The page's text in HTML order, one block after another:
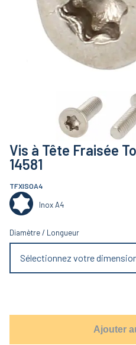
Vis à Tête Fraisée
14581
TFXISOA4
Inox A4
Diamètre/ Longueur
Sélectionnez votre
Ajouter